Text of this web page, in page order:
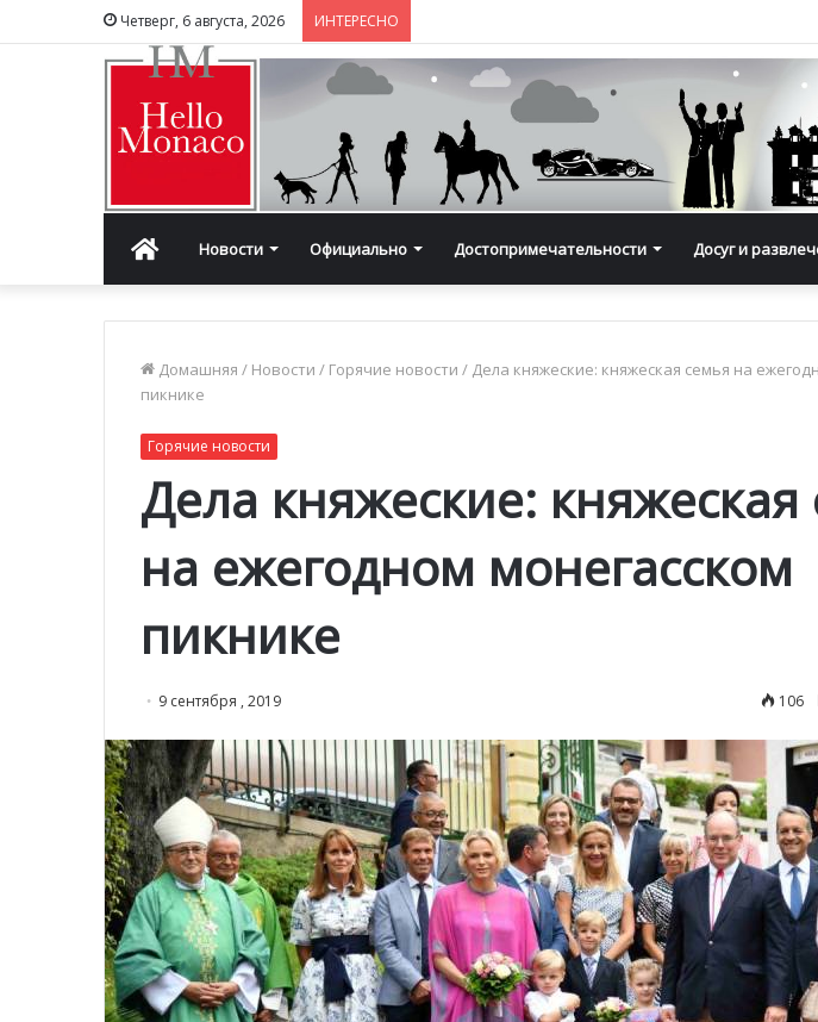
Четверг, 6 августа, 2026 ИНТЕРЕСНО
ГлавнаяНовости Официально Достопримечательности Досуг и
Домашняя / Новости / Горячие новости / Дела княжеские: княжеская семья на
пикнике
Горячие новости
Дела княжеские: княжеская
на ежегодном монегасском
пикнике
9 сентября , 2019 106